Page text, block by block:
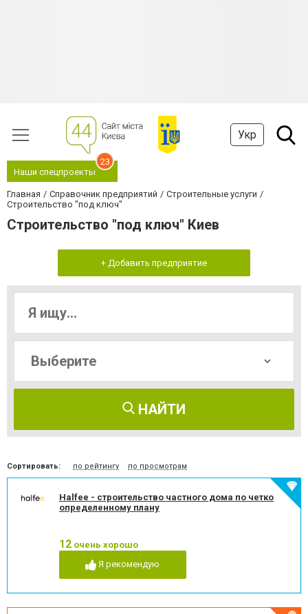
Укр
Наши спецпроекты
23
Главная Справочник предприятий
Строительные услуги
Строительство "под ключ"
Строительство "под ключ" Киев
+ Добавить предприятие
НАЙТИ
Сортировать: по рейтингу по просмотрам
Halfee - строительство частного дома по четко
определенному плану
12 очень хорошо
Я рекомендую